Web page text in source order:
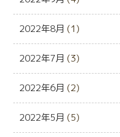
2022年8月 (1)
2022年7月 (3)
2022年6月 (2)
2022年5月 (5)